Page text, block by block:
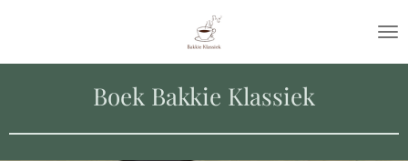
naar
hoofdinhoudBoek Bakkie Klassiek